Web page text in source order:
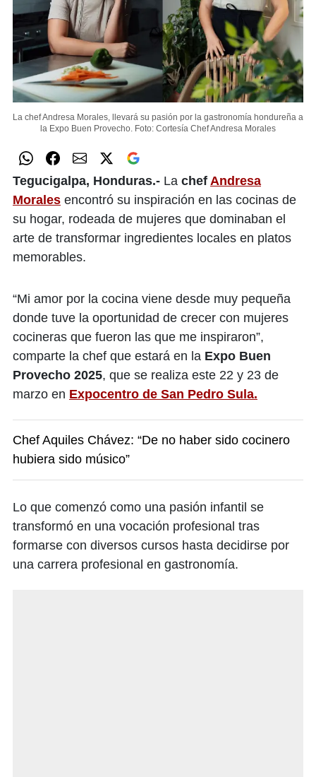
La chef Andresa Morales, llevará su pasión por la gastronomía hondureña a
la Expo Buen Provecho. Foto: Cortesía Chef Andresa Morales
Tegucigalpa, Honduras.- La chef Andresa
Morales encontró su inspiración en las cocinas de
su hogar, rodeada de mujeres que dominaban el
arte de transformar ingredientes locales en platos
memorables.
“Mi amor por la cocina viene desde muy pequeña
donde tuve la oportunidad de crecer con mujeres
cocineras que fueron las que me inspiraron”,
comparte la chef que estará en la Expo Buen
Provecho 2025, que se realiza este 22 y 23 de
marzo en Expocentro de San Pedro Sula.
Chef Aquiles Chávez: “De no haber sido cocinero
hubiera sido músico”
Lo que comenzó como una pasión infantil se
transformó en una vocación profesional tras
formarse con diversos cursos hasta decidirse por
una carrera profesional en gastronomía.